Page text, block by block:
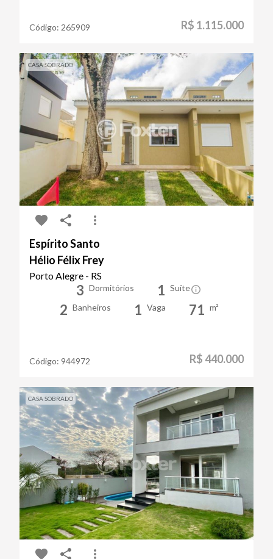
Código: 265909 R$ 1.115.000
CASA SOBRADO
Espírito Santo
Hélio Félix Frey
Porto Alegre - RS
3 Dormitórios 1 Suíte
2 Banheiros 1 Vaga 71 m²
Código: 944972 R$ 440.000
CASA SOBRADO